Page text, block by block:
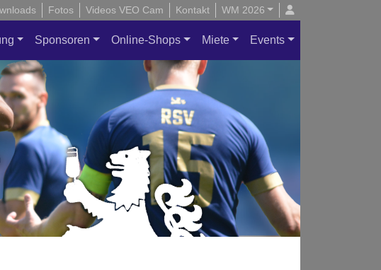
Fotos Videos VEO Cam Kontakt WM 2026
Sponsoren Online-Shops Miete Events